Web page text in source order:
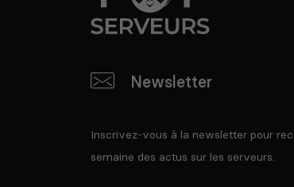
Newsletter
Inscrivez-vous à la newsletter pour
semaine des actus sur les serveurs.